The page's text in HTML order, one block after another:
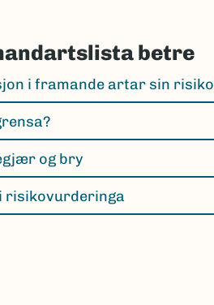
betre
i framande artar sin risiko
og bry
risikovurderinga